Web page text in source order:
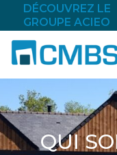
DÉCOUVREZ LE
GROUPE ACIEO
QUI